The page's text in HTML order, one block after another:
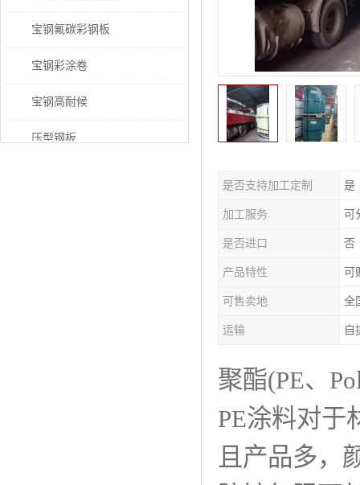
宝钢氟碳彩钢板
宝钢彩涂卷
宝钢高耐候
压型钢板
是否支持加工定制 是
加工服务 可
是否进口 否
产品特性 可
可售卖地 全
运输 自
聚酯(PE、
PE涂料对于
且产品多，